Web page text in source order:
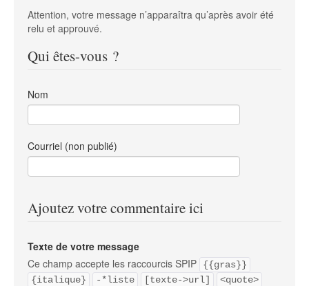
Attention, votre message n’apparaîtra qu’après avoir été
relu et approuvé.
Qui êtes-vous ?
Nom
Courriel (non publié)
Ajoutez votre commentaire ici
Texte de votre message
Ce champ accepte les raccourcis SPIP
{{gras}}
{italique}
-*liste [texte->url]
<quote>